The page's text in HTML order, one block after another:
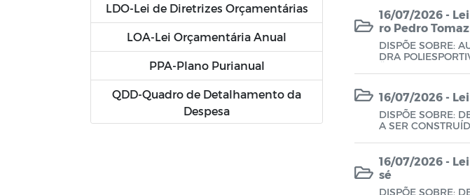
LDO-Lei de Diretrizes Orçamentárias
LOA-Lei Orçamentária Anual
PPA-Plano Purianual
QDD-Quadro de Detalhamento da
Despesa
16/07/2026 -
ro Pedro Tomaz
DISPÕE SOBRE:
DRA
16/07/2026 -
DISPÕE SOBRE:
A SER
16/07/2026 -
sé
DISPÕE SOBRE: